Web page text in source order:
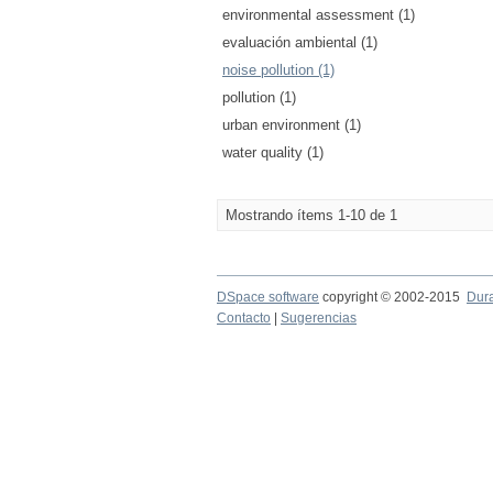
environmental assessment (1)
evaluación ambiental (1)
noise pollution (1)
pollution (1)
urban environment (1)
water quality (1)
Mostrando ítems 1-10 de 1
DSpace software copyright © 2002-2015
Contacto
Sugerencias